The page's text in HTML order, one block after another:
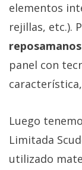
elementos
rejillas, etc.).
panel con
Luego
Limitada
utilizado